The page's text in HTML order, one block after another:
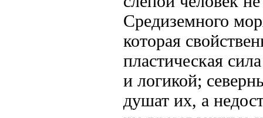
Средиземного
которая
пластическая
и логикой;
душат их, а